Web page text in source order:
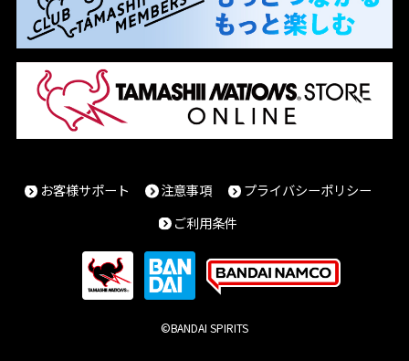
お客様サポート 注意事項
プライバシーポリシー
ご利用条件
©BANDAI SPIRITS